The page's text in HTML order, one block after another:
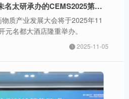
叮，大会门票派发 | 未名太研承办的CEMS2025第三届食药物质发展产业大会 院士领衔，重磅来袭！
质产业发展大会将于2025年11
元名都大酒店隆重举办。
2025-11-05